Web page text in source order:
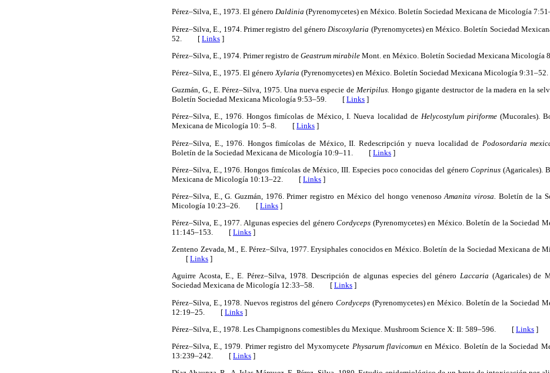
Pérez–Silva, E., 1973. El género Daldinia (Pyrenomycetes) en México. Boletín Sociedad Mexicana de Micología
Pérez–Silva, E., 1974. Primer registro del género Discoxylaria (Pyrenomycetes) en México. Boletín Sociedad
52. [ Links ]
Pérez–Silva, E., 1974. Primer registro de Geastrum mirabile Mont. en México. Boletín Sociedad Mexicana
Pérez–Silva, E., 1975. El género Xylaria (Pyrenomycetes) en México. Boletín Sociedad Mexicana Micología
Guzmán, G., E. Pérez–Silva, 1975. Una nueva especie de Meripilus. Hongo gigante destructor de la madera en la
Boletín Sociedad Mexicana Micología 9:53–59. [ Links ]
Pérez–Silva, E., 1976. Hongos fimícolas de México, I. Nueva localidad de Helycostylum piriforme(Mucorales).
Mexicana de Micología 10: 5–8. [ Links ]
Pérez–Silva, E., 1976. Hongos fimícolas de México, II. Redescripción y nueva localidad de Podosordaria
Boletín de la Sociedad Mexicana de Micología 10:9–11. [ Links ]
Pérez–Silva, E., 1976. Hongos fimícolas de México, III. Especies poco conocidas del géneroCoprinus (Agaricales).
Mexicana de Micología 10:13–22. [ Links ]
Pérez–Silva, E., G. Guzmán, 1976. Primer registro en México del hongo venenosoAmanita virosa. Boletín de la
Micología 10:23–26. [ Links ]
Pérez–Silva, E., 1977. Algunas especies del géneroCordyceps (Pyrenomycetes) en México. Boletín de la Sociedad
11:145–153. [ Links ]
Zenteno Zevada, M., E. Pérez–Silva, 1977. Erysiphales conocidos en México. Boletín de la Sociedad Mexicana de
[ Links ]
Aguirre Acosta, E., E. Pérez–Silva, 1978. Descripción de algunas especies del género Laccaria (Agaricales) de
Sociedad Mexicana de Micología 12:33–58. [ Links ]
Pérez–Silva, E., 1978. Nuevos registros del género Cordyceps (Pyrenomycetes) en México. Boletín de la Sociedad
12:19–25. [ Links ]
Pérez–Silva, E., 1978. Les Champignons comestibles du Mexique. Mushroom Science X: II: 589–596. [ Links ]
Pérez–Silva, E., 1979. Primer registro del Myxomycete Physarum flavicomun en México. Boletín de la Sociedad
13:239–242. [ Links ]